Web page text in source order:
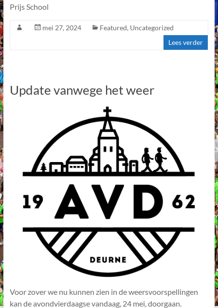
Prijs School
mei 27, 2024 Featured, Uncategorized
Lees verder
Update vanwege het weer
Voor zover we nu kunnen zien in de weersvoorspellingen
kan de avondvierdaagse vandaag, 24 mei, doorgaan.